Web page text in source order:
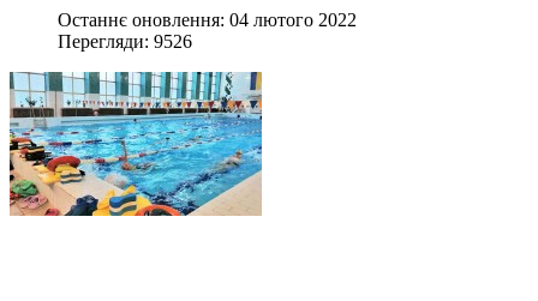
Останнє оновлення: 04 лютого 2022
Перегляди: 9526